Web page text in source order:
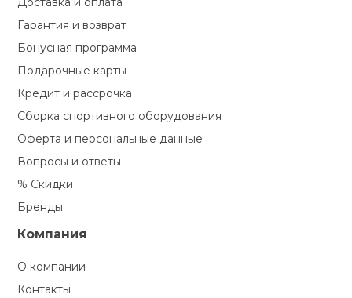
Гарантия и возврат
Бонусная программа
Подарочные карты
Кредит и рассрочка
Сборка спортивного оборудования
Оферта и персональные данные
Вопросы и ответы
% Скидки
Бренды
Компания
О компании
Контакты